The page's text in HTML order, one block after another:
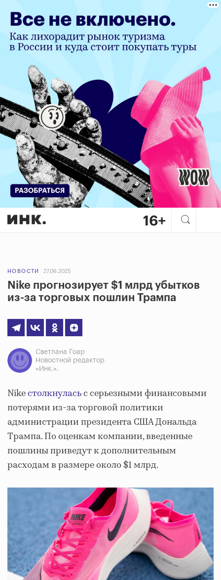
НОВОСТИ 27.06.2025
Nike прогнозирует $1 млрд убытков
из-за торговых пошлин Трампа
Светлана Гоар
Новостной редактор
«Инк.».
Nikeстолкнуласьс серьезными финансовыми
потерями из-за торговой политики
администрации президента США Дональда
Трампа. По оценкам компании, введенные
пошлины приведут к дополнительным
расходам в размере около $1 млрд.